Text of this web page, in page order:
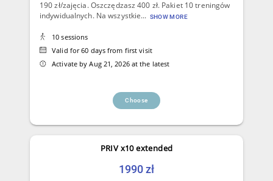
190 zł/zajęcia. Oszczędzasz 400 zł. Pakiet 10 treningów
indywidualnych. Na wszystkie... SHOW MORE
10 sessions
Valid for 60 days from first visit
Activate by Aug 21, 2026 at the latest
Choose
PRIV x10 extended
1990 zł